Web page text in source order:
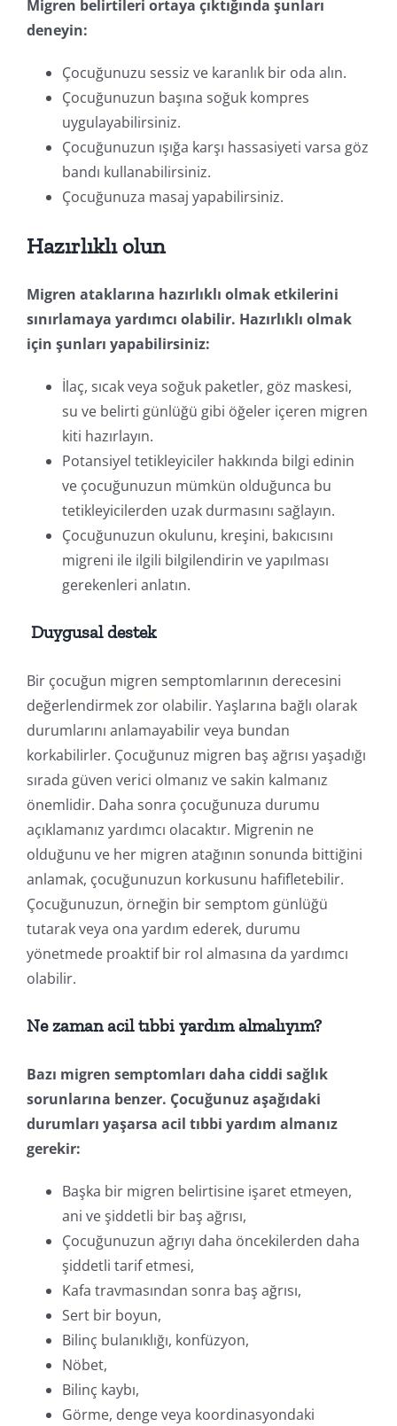
Migren belirtileri ortaya çıktığında şunları
deneyin:
Çocuğunuzu sessiz ve karanlık bir oda alın.
Çocuğunuzun başına soğuk kompres
uygulayabilirsiniz.
Çocuğunuzun ışığa karşı hassasiyeti varsa göz
bandı kullanabilirsiniz.
Çocuğunuza masaj yapabilirsiniz.
Hazırlıklı olun
Migren ataklarına hazırlıklı olmak etkilerini
sınırlamaya yardımcı olabilir. Hazırlıklı olmak
için şunları yapabilirsiniz:
İlaç, sıcak veya soğuk paketler, göz maskesi,
su ve belirti günlüğü gibi öğeler içeren migren
kiti hazırlayın.
Potansiyel tetikleyiciler hakkında bilgi edinin
ve çocuğunuzun mümkün olduğunca bu
tetikleyicilerden uzak durmasını sağlayın.
Çocuğunuzun okulunu, kreşini, bakıcısını
migreni ile ilgili bilgilendirin ve yapılması
gerekenleri anlatın.
Duygusal destek
Bir çocuğun migren semptomlarının derecesini
değerlendirmek zor olabilir. Yaşlarına bağlı olarak
durumlarını anlamayabilir veya bundan
korkabilirler. Çocuğunuz migren baş ağrısı yaşadığı
sırada güven verici olmanız ve sakin kalmanız
önemlidir. Daha sonra çocuğunuza durumu
açıklamanız yardımcı olacaktır. Migrenin ne
olduğunu ve her migren atağının sonunda bittiğini
anlamak, çocuğunuzun korkusunu hafifletebilir.
Çocuğunuzun, örneğin bir semptom günlüğü
tutarak veya ona yardım ederek, durumu
yönetmede proaktif bir rol almasına da yardımcı
olabilir.
Ne zaman acil tıbbi yardım almalıyım?
Bazı migren semptomları daha ciddi sağlık
sorunlarına benzer. Çocuğunuz aşağıdaki
durumları yaşarsa acil tıbbi yardım almanız
gerekir:
Başka bir migren belirtisine işaret etmeyen,
ani ve şiddetli bir baş ağrısı,
Çocuğunuzun ağrıyı daha öncekilerden daha
şiddetli tarif etmesi,
Kafa travmasından sonra baş ağrısı,
Sert bir boyun,
Bilinç bulanıklığı, konfüzyon,
Nöbet,
Bilinç kaybı,
Görme, denge veya koordinasyondaki